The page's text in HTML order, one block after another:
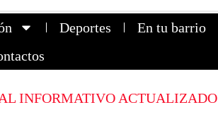
Deportes En tu barrio
INFORMATIVO ACTUALIZADO